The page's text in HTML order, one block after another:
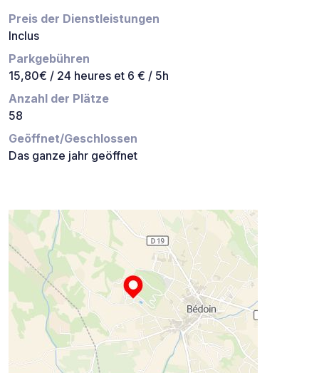
Preis der Dienstleistungen
Inclus
Parkgebühren
15,80€ / 24 heures et 6 € / 5h
Anzahl der Plätze
58
Geöffnet/Geschlossen
Das ganze jahr geöffnet